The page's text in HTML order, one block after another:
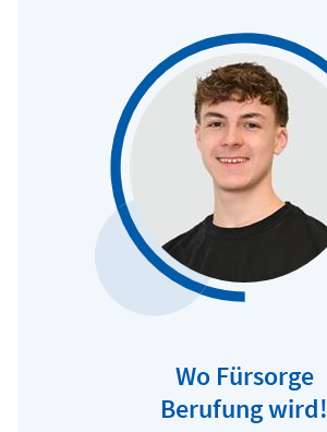
Wo Fürsorge
Berufung wird!